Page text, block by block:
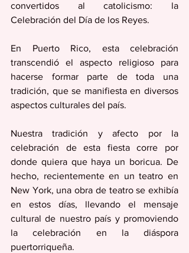
convertidos al catolicismo: la
Celebración del Día de los Reyes.
En Puerto Rico, esta celebración
transcendió el aspecto religioso para
hacerse formar parte de toda una
tradición, que se manifiesta en diversos
aspectos culturales del país.
Nuestra tradición y afecto por la
celebración de esta fiesta corre por
donde quiera que haya un boricua. De
hecho, recientemente en un teatro en
New York, una obra de teatro se exhibía
en estos días, llevando el mensaje
cultural de nuestro país y promoviendo
la celebración en la diáspora
puertorriqueña.